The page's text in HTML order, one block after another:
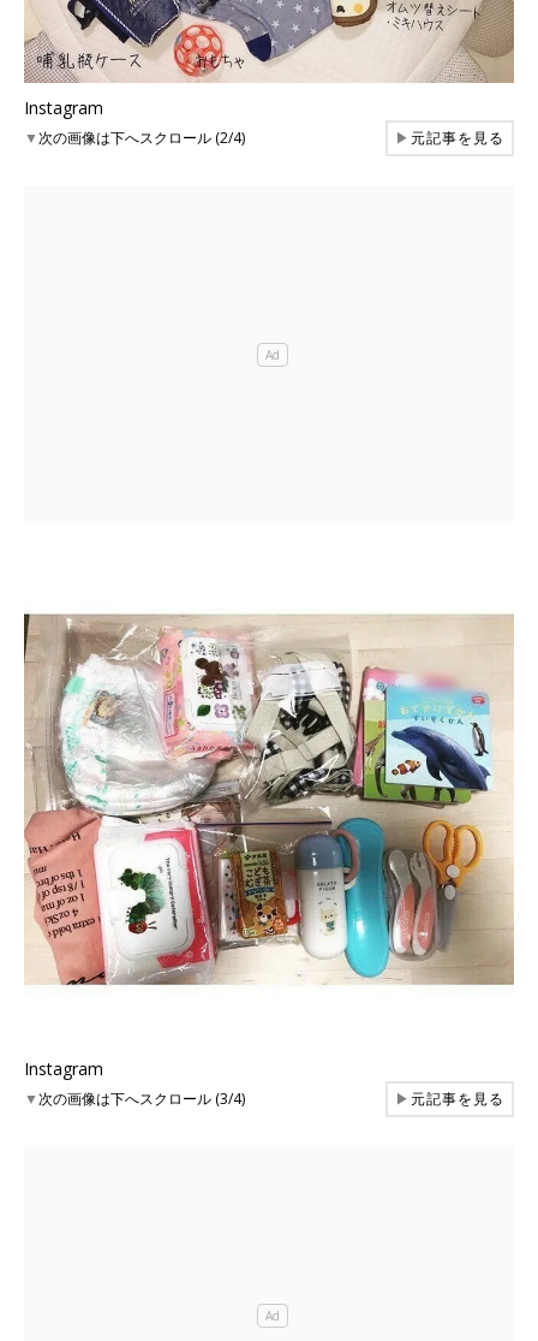
Instagram
▼次の画像は下へスクロール (2/4) ▶元記事を見る
Instagram
▼次の画像は下へスクロール (3/4) ▶元記事を見る